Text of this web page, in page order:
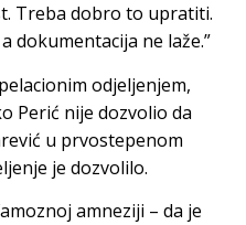
Treba dobro to upratiti.
dokumentacija ne laže.”
odjeljenjem,
Perić nije dozvolio da
u prvostepenom
je dozvolilo.
amneziji – da je